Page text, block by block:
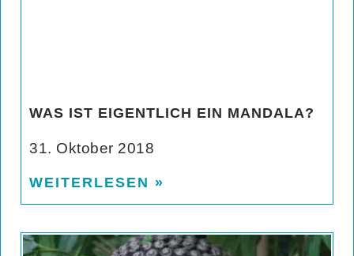
WAS IST EIGENTLICH EIN MANDALA?
31. Oktober 2018
WEITERLESEN »